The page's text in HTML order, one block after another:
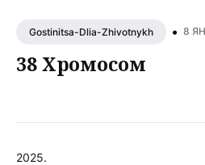
Gostinitsa-Dlia-Zhivotnykh • 8
38 Хромосом
2025.